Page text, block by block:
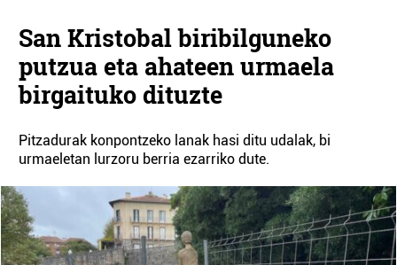
San Kristobal biribilguneko
putzua eta ahateen urmaela
birgaituko dituzte
Pitzadurak konpontzeko lanak hasi ditu udalak, bi
urmaeletan lurzoru berria ezarriko dute.